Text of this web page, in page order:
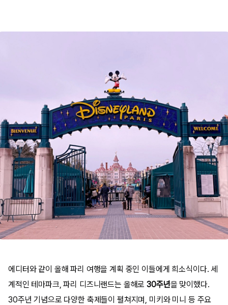
에디터와 같이 올해 파리 여행을 계획 중인 이들에게 희소식이다. 세
계적인 테마파크, 파리 디즈니랜드는 올해로30주년을 맞이했다.
30주년 기념으로 다양한 축제들이 펼쳐지며, 미키와 미니 등 주요